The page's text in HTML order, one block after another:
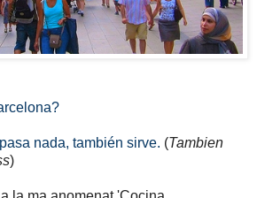
nada, también sirve. (Tambien
)